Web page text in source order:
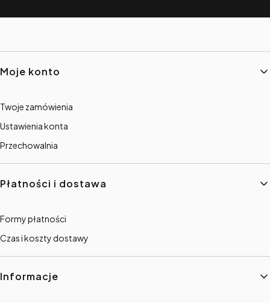
Linki w stopce
Moje konto
Twoje zamówienia
Ustawienia konta
Przechowalnia
Płatności i dostawa
Formy płatności
Czas i koszty dostawy
Informacje